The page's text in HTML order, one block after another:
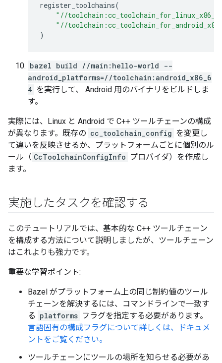
register_toolchains(
"//
"//
)
bazel build //main:hello-world --
android_platforms=//toolchain:android_x86_6
4 を実行して、 Android 用のバイナリをビルドしま
す。
実際には、Linux と Android で C++ ツールチェーンの構成
が異なります。既存の cc_toolchain_config を変更し
て違いを反映させるか、プラットフォームごとに個別のル
ール（ CcToolchainConfigInfo プロバイダ）を作成し
ます。
実施したタスクを確認する
このチュートリアルでは、基本的な C++ ツールチェーン
を構成する方法について説明しましたが、ツールチェーン
はこれよりも強力です。
重要な学習ポイント:
Bazel がプラットフォーム上の同じ制約値のツール
チェーンを解決するには、コマンドラインで一致す
る platforms フラグを指定する必要があります。
言語固有の構成フラグについて詳しくは、ドキュメ
ントをご覧ください。
ツールチェーンにツールの場所を知らせる必要があ